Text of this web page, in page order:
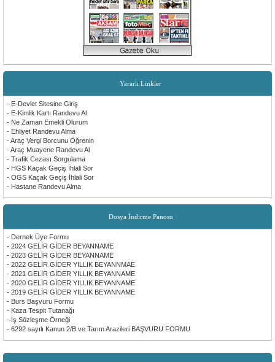
Yararlı Linkler
- E-Devlet Sitesine Giriş
- E-Kimlik Kartı Randevu Al
- Ne Zaman Emekli Olurum
- Ehliyet Randevu Alma
- Araç Vergi Borcunu Öğrenin
- Araç Muayene Randevu Al
- Trafik Cezası Sorgulama
- HGS Kaçak Geçiş İhlali Sor
- OGS Kaçak Geçiş İhlali Sor
- Hastane Randevu Alma
Dosya İndirme Panosu
- Dernek Üye Formu
- 2024 GELİR GİDER BEYANNAME
- 2023 GELİR GİDER BEYANNAME
- 2022 GELİR GİDER YILLIK BEYANNMAE
- 2021 GELİR GİDER YILLIK BEYANNAME
- 2020 GELİR GİDER YILLIK BEYANNAME
- 2019 GELİR GİDER YILLIK BEYANNAME
- Burs Başvuru Formu
- Kaza Tespit Tutanağı
- İş Sözleşme Örneği
- 6292 sayılı Kanun 2/B ve Tarım Arazileri BAŞVURU FORMU